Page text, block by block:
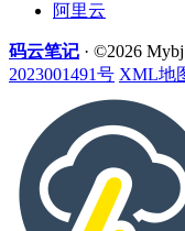
阿里云
码云笔记 · ©2026
2023001491号 XML地